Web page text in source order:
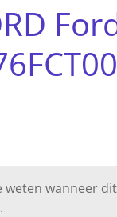
weten wanneer